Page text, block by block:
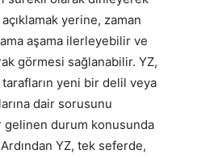
yerine, zaman
aşama ilerleyebilir ve
görmesi sağlanabilir. YZ,
tarafların yeni bir delil veya
dair sorusunu
gelinen durum konusunda
YZ, tek seferde,